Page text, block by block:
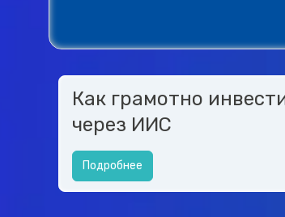
Как грамотно
через ИИС
Подробнее